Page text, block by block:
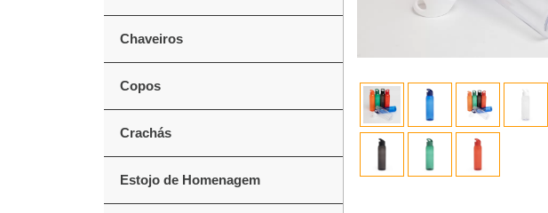
Chaveiros
Copos
Crachás
Estojo de Homenagem